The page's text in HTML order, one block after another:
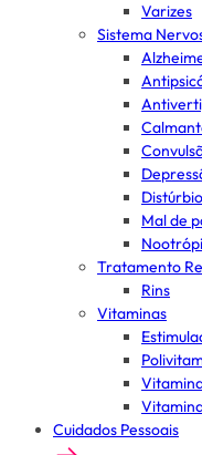
Varizes
Sistema
Mal de
Tratamento
Rins
Vitaminas
Cuidados Pessoais